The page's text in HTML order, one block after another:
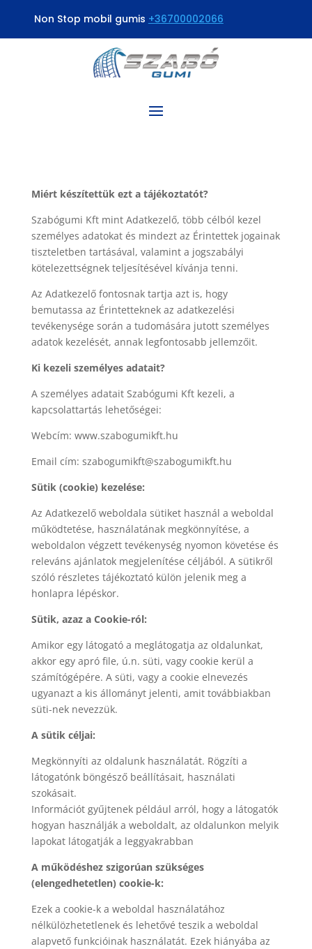
Non Stop mobil gumis +36700002066
Miért készítettük ezt a tájékoztatót?
Szabógumi Kft mint Adatkezelő, több célból kezel
személyes adatokat és mindezt az Érintettek jogainak
tiszteletben tartásával, valamint a jogszabályi
kötelezettségnek teljesítésével kívánja tenni.
Az Adatkezelő fontosnak tartja azt is, hogy
bemutassa az Érintetteknek az adatkezelési
tevékenysége során a tudomására jutott személyes
adatok kezelését, annak legfontosabb jellemzőit.
Ki kezeli személyes adatait?
A személyes adatait Szabógumi Kft kezeli, a
kapcsolattartás lehetőségei:
Webcím: www.szabogumikft.hu
Email cím: szabogumikft@szabogumikft.hu
Sütik (cookie) kezelése:
Az Adatkezelő weboldala sütiket használ a weboldal
működtetése, használatának megkönnyítése, a
weboldalon végzett tevékenység nyomon követése és
releváns ajánlatok megjelenítése céljából. A sütikről
szóló részletes tájékoztató külön jelenik meg a
honlapra lépéskor.
Sütik, azaz a Cookie-ról:
Amikor egy látogató a meglátogatja az oldalunkat,
akkor egy apró file, ú.n. süti, vagy cookie kerül a
számítógépére. A süti, vagy a cookie elnevezés
ugyanazt a kis állományt jelenti, amit továbbiakban
süti-nek nevezzük.
A sütik céljai:
Megkönnyíti az oldalunk használatát. Rögzíti a
látogatónk böngésző beállításait, használati
szokásait.
Információt gyűjtenek például arról, hogy a látogatók
hogyan használják a weboldalt, az oldalunkon melyik
lapokat látogatják a leggyakrabban
A működéshez szigorúan szükséges
(elengedhetetlen) cookie-k:
Ezek a cookie-k a weboldal használatához
nélkülözhetetlenek és lehetővé teszik a weboldal
alapvető funkcióinak használatát. Ezek hiányába az